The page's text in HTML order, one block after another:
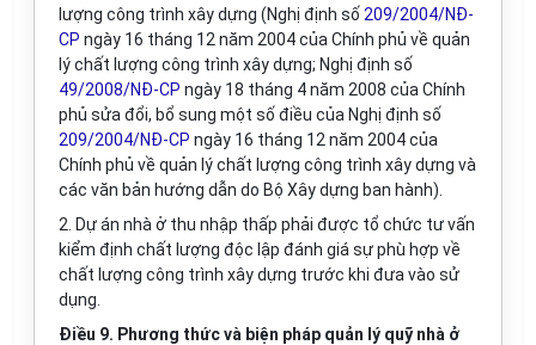
lượng công trình xây dựng (Nghị định số 209/2004/NĐ-
CP ngày 16 tháng 12 năm 2004 của Chính phủ về quản
lý chất lượng công trình xây dựng; Nghị định số
49/2008/NĐ-CP ngày 18 tháng 4 năm 2008 của Chính
phủ sửa đổi, bổ sung một số điều của Nghị định số
209/2004/NĐ-CP ngày 16 tháng 12 năm 2004 của
Chính phủ về quản lý chất lượng công trình xây dựng và
các văn bản hướng dẫn do Bộ Xây dựng ban hành).
2. Dự án nhà ở thu nhập thấp phải được tổ chức tư vấn
kiểm định chất lượng độc lập đánh giá sự phù hợp về
chất lượng công trình xây dựng trước khi đưa vào sử
dụng.
Điều 9. Phương thức và biện pháp quản lý quỹ nhà ở